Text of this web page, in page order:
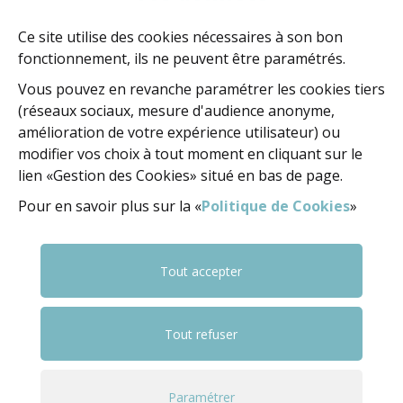
BP 247 - 37402 Amboise Cedex
02 47 23 47 23
NOUS ÉCRIRE
NOUS SUIVRE FACEBOOKFACEBOOK
YOUTUBE
Ce site utilise des cookies nécessaires à son bon
fonctionnement, ils ne peuvent être paramétrés.
Vous pouvez en revanche paramétrer les cookies tiers
(réseaux sociaux, mesure d'audience anonyme,
amélioration de votre expérience utilisateur) ou
modifier vos choix à tout moment en cliquant sur le
lien «Gestion des Cookies» situé en bas de page.
Pour en savoir plus sur la «Politique de Cookies»
Tout accepter
Tout refuser
Paramétrer